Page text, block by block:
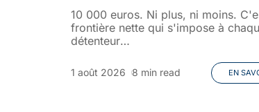
10 000 euros. Ni plus, ni moins.
frontière nette qui s'impose à
détenteur…
1 août 2026 8 min read EN